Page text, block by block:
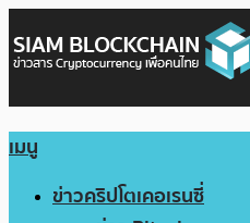
เมนู
ข่าวคริปโตเคอเรนซี่